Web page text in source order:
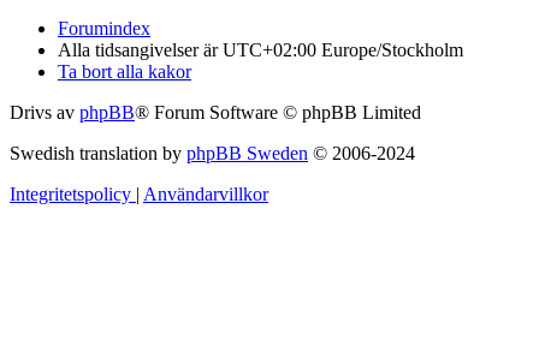
Forumindex
Alla tidsangivelser är UTC+02:00 Europe/Stockholm
Ta bort alla kakor
Drivs av phpBB® Forum Software © phpBB Limited
Swedish translation by phpBB Sweden © 2006-2024
Integritetspolicy | Användarvillkor